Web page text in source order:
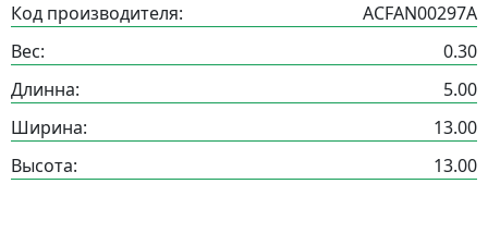
Код производителя:
ACFAN00297A
Вес:
0.30
Длинна:
5.00
Ширина:
13.00
Высота:
13.00